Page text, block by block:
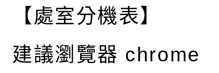
【處室分機表】
建議瀏覽器 chrome